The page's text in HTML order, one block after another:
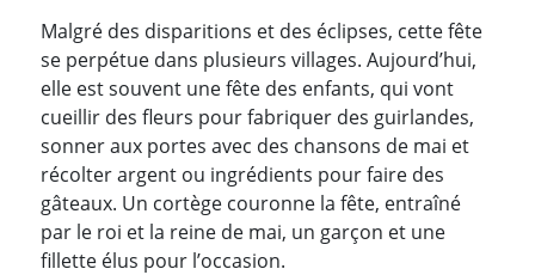
Malgré des disparitions et des éclipses, cette fête
se perpétue dans plusieurs villages. Aujourd’hui,
elle est souvent une fête des enfants, qui vont
cueillir des fleurs pour fabriquer des guirlandes,
sonner aux portes avec des chansons de mai et
récolter argent ou ingrédients pour faire des
gâteaux. Un cortège couronne la fête, entraîné
par le roi et la reine de mai, un garçon et une
fillette élus pour l’occasion.